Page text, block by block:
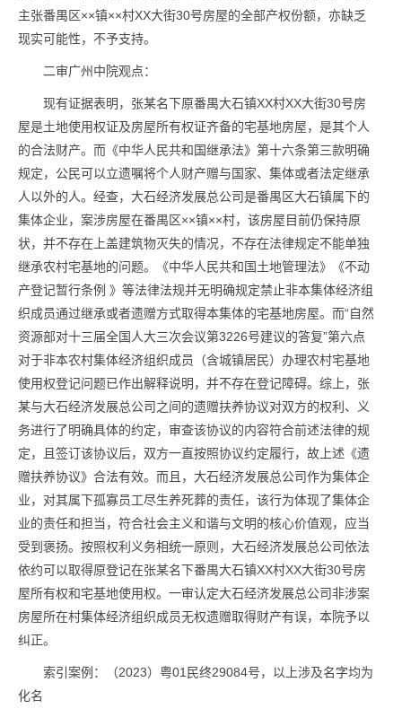
主张番禺区××镇××村XX大街30号房屋的全部产权份额，亦缺乏
现实可能性，不予支持。
二审广州中院观点：
现有证据表明，张某名下原番禺大石镇XX村XX大街30号房
屋是土地使用权证及房屋所有权证齐备的宅基地房屋，是其个人
的合法财产。而《中华人民共和国继承法》第十六条第三款明确
规定，公民可以立遗嘱将个人财产赠与国家、集体或者法定继承
人以外的人。经查，大石经济发展总公司是番禺区大石镇属下的
集体企业，案涉房屋在番禺区××镇××村，该房屋目前仍保持原
状，并不存在上盖建筑物灭失的情况，不存在法律规定不能单独
继承农村宅基地的问题。《中华人民共和国土地管理法》《不动
产登记暂行条例 》等法律法规并无明确规定禁止非本集体经济组
织成员通过继承或者遗赠方式取得本集体的宅基地房屋。而“自然
资源部对十三届全国人大三次会议第3226号建议的答复”第六点
对于非本农村集体经济组织成员（含城镇居民）办理农村宅基地
使用权登记问题已作出解释说明，并不存在登记障碍。综上，张
某与大石经济发展总公司之间的遗赠扶养协议对双方的权利、义
务进行了明确具体的约定，审查该协议的内容符合前述法律的规
定，且签订该协议后，双方一直按照协议约定履行，故上述《遗
赠扶养协议》合法有效。而且，大石经济发展总公司作为集体企
业，对其属下孤寡员工尽生养死葬的责任，该行为体现了集体企
业的责任和担当，符合社会主义和谐与文明的核心价值观，应当
受到褒扬。按照权利义务相统一原则，大石经济发展总公司依法
依约可以取得原登记在张某名下番禺大石镇XX村XX大街30号房
屋所有权和宅基地使用权。一审认定大石经济发展总公司非涉案
房屋所在村集体经济组织成员无权遗赠取得财产有误，本院予以
纠正。
索引案例：（2023）粤01民终29084号，以上涉及名字均为
化名